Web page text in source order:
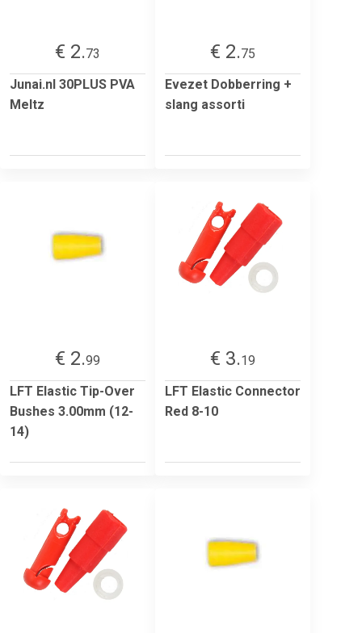
€ 2.73
Junai.nl 30PLUS PVA
Meltz
€ 2.75
Evezet Dobberring +
slang assorti
€ 2.99
LFT Elastic Tip-Over
Bushes 3.00mm (12-
14)
€ 3.19
LFT Elastic Connector
Red 8-10